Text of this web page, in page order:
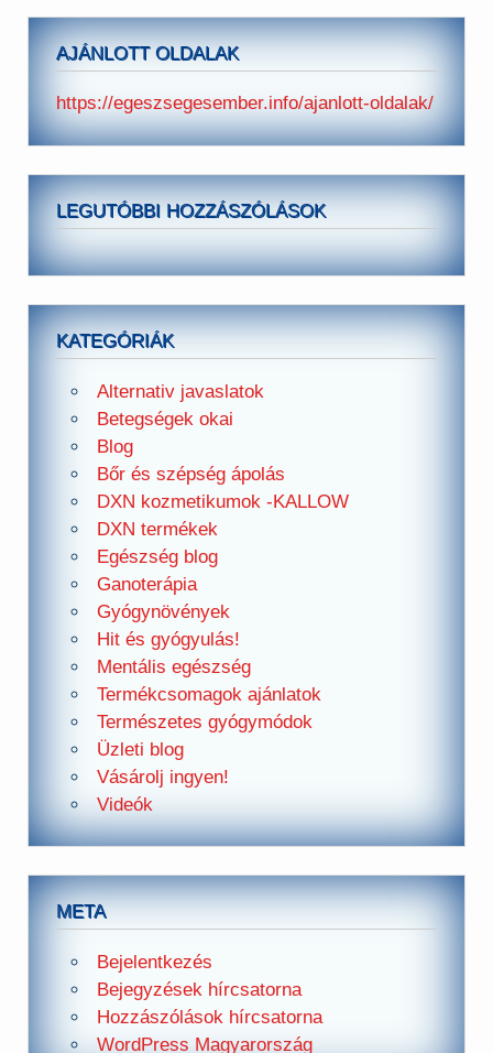
AJÁNLOTT OLDALAK
https://egeszsegesember.info/ajanlott-oldalak/
LEGUTÓBBI HOZZÁSZÓLÁSOK
KATEGÓRIÁK
Alternativ javaslatok
Betegségek okai
Blog
Bőr és szépség ápolás
DXN kozmetikumok -KALLOW
DXN termékek
Egészség blog
Ganoterápia
Gyógynövények
Hit és gyógyulás!
Mentális egészség
Termékcsomagok ajánlatok
Természetes gyógymódok
Üzleti blog
Vásárolj ingyen!
Videók
META
Bejelentkezés
Bejegyzések hírcsatorna
Hozzászólások hírcsatorna
WordPress Magyarország